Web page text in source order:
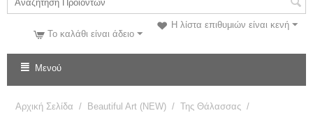
Η λίστα επιθυμιών είναι κενή
Το καλάθι είναι άδειο
Μενού
Αρχική Σελίδα / Beautiful Art (NEW) / Της Θάλασσας /